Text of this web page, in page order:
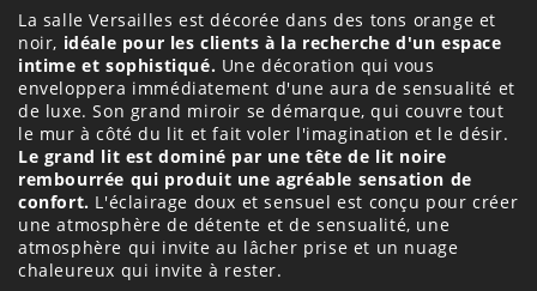
La salle Versailles est décorée dans des tons orange et
noir, idéale pour les clients à la recherche d'un espace
intime et sophistiqué. Une décoration qui vous
enveloppera immédiatement d'une aura de sensualité et
de luxe. Son grand miroir se démarque, qui couvre tout
le mur à côté du lit et fait voler l'imagination et le désir.
Le grand lit est dominé par une tête de lit noire
rembourrée qui produit une agréable sensation de
confort. L'éclairage doux et sensuel est conçu pour créer
une atmosphère de détente et de sensualité, une
atmosphère qui invite au lâcher prise et un nuage
chaleureux qui invite à rester.